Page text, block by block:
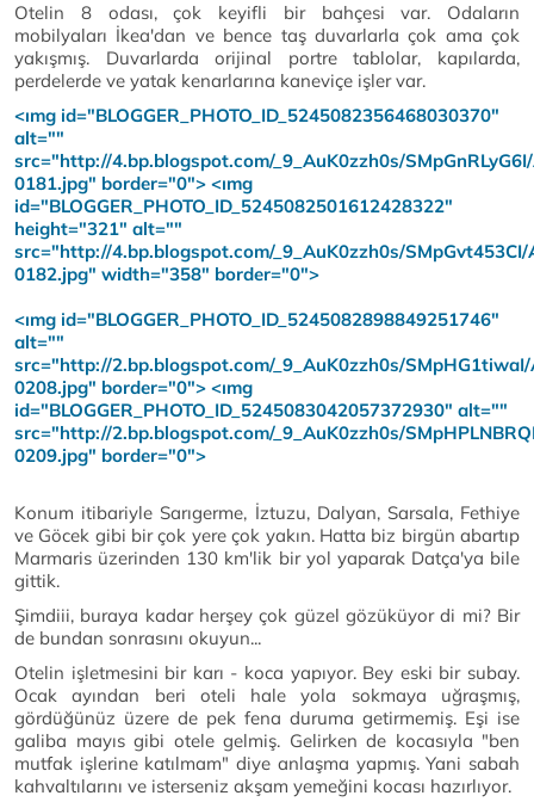
Otelin 8 odası, çok keyifli bir bahçesi var. Odaların
mobilyaları İkea'dan ve bence taş duvarlarla çok ama çok
yakışmış. Duvarlarda orijinal portre tablolar, kapılarda,
perdelerde ve yatak kenarlarına kaneviçe işler var.
<ımg id="BLOGGER_PHOTO_ID_5245082356468030370"
alt=""
src="http://4.bp.blogspot.com/_9_AuK0zzh0s/
0181.jpg" border="0"> <ımg
id="BLOGGER_PHOTO_ID_5245082501612428322"
height="321" alt=""
src="http://4.bp.blogspot.com/_9_AuK0zzh0s/
0182.jpg" width="358" border="0">
<ımg id="BLOGGER_PHOTO_ID_5245082898849251746"
alt=""
src="http://2.bp.blogspot.com/_9_AuK0zzh0s/
0208.jpg" border="0"> <ımg
id="BLOGGER_PHOTO_ID_5245083042057372930" alt=""
src="http://2.bp.blogspot.com/_9_AuK0zzh0s/
0209.jpg" border="0">
Konum itibariyle Sarıgerme, İztuzu, Dalyan, Sarsala, Fethiye
ve Göcek gibi bir çok yere çok yakın. Hatta biz birgün abartıp
Marmaris üzerinden 130 km'lik bir yol yaparak Datça'ya bile
gittik.
Şimdiii, buraya kadar herşey çok güzel gözüküyor di mi? Bir
de bundan sonrasını okuyun...
Otelin işletmesini bir karı - koca yapıyor. Bey eski bir subay.
Ocak ayından beri oteli hale yola sokmaya uğraşmış,
gördüğünüz üzere de pek fena duruma getirmemiş. Eşi ise
galiba mayıs gibi otele gelmiş. Gelirken de kocasıyla "ben
mutfak işlerine katılmam" diye anlaşma yapmış. Yani sabah
kahvaltılarını ve isterseniz akşam yemeğini kocası hazırlıyor.